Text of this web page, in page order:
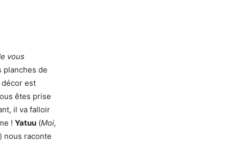
vous
planches de
décor est
êtes prise
il va falloir
! Yatuu (Moi,
) nous raconte